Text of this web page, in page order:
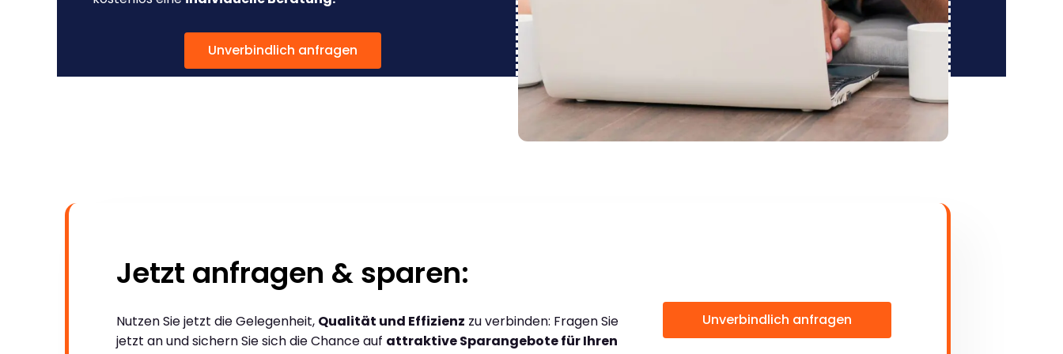
Unverbindlich anfragen
Jetzt anfragen & sparen:
Nutzen Sie jetzt die Gelegenheit, Qualität und Effizienz zu verbinden: Fragen Sie
jetzt an und sichern Sie sich die Chance auf attraktive Sparangebote für Ihren
Unverbindlich anfragen